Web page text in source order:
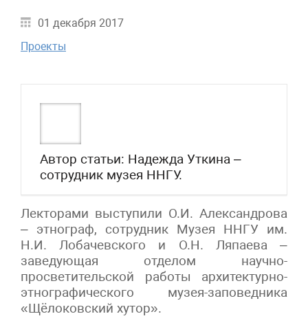
01 декабря 2017
Проекты
Автор статьи: Надежда Уткина –
сотрудник музея ННГУ.
Лекторами выступили О.И. Александрова
– этнограф, сотрудник Музея ННГУ им.
Н.И. Лобачевского и О.Н. Ляпаева –
заведующая отделом научно-
просветительской работы архитектурно-
этнографического музея-заповедника
«Щёлоковский хутор».